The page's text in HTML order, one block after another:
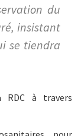
du
insistant
se tiendra
RDC à travers